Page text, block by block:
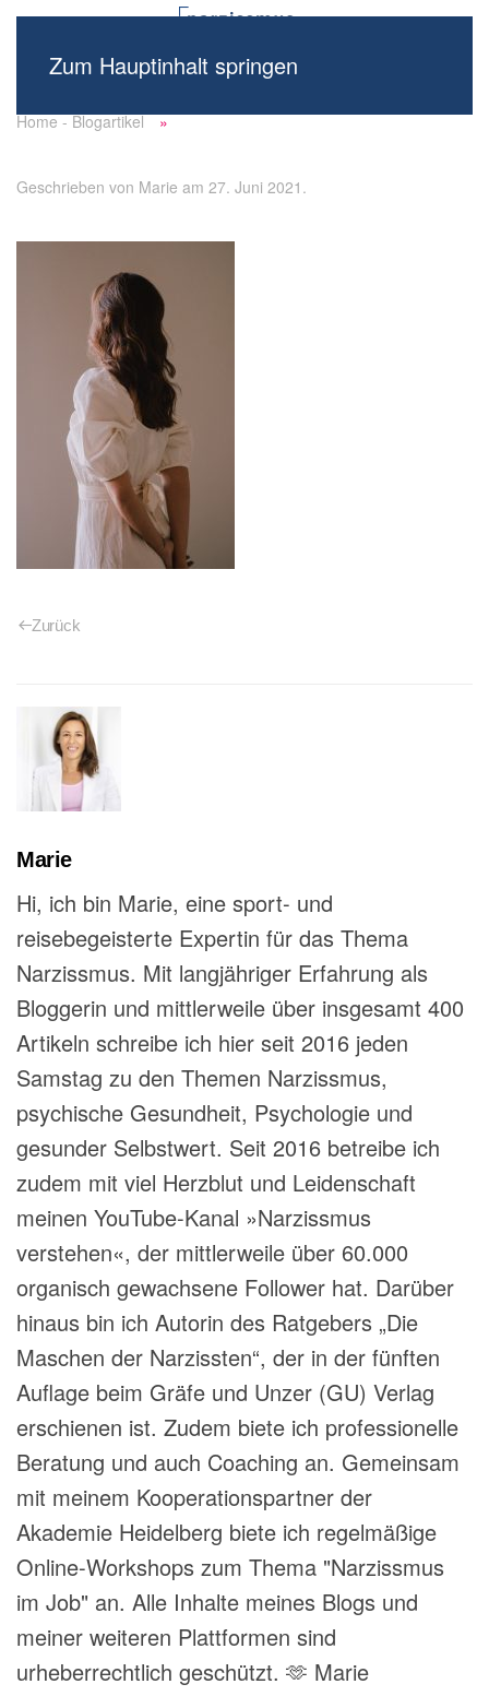
Zum Hauptinhalt springen
Home - Blogartikel
Geschrieben von Marie am 27. Juni 2021 .
Zurück
Marie
Hi, ich bin Marie, eine sport- und
reisebegeisterte Expertin für das Thema
Narzissmus. Mit langjähriger Erfahrung als
Bloggerin und mittlerweile über insgesamt 400
Artikeln schreibe ich hier seit 2016 jeden
Samstag zu den Themen Narzissmus,
psychische Gesundheit, Psychologie und
gesunder Selbstwert. Seit 2016 betreibe ich
zudem mit viel Herzblut und Leidenschaft
meinen YouTube-Kanal »Narzissmus
verstehen«, der mittlerweile über 60.000
organisch gewachsene Follower hat. Darüber
hinaus bin ich Autorin des Ratgebers „Die
Maschen der Narzissten“, der in der fünften
Auflage beim Gräfe und Unzer (GU) Verlag
erschienen ist. Zudem biete ich professionelle
Beratung und auch Coaching an. Gemeinsam
mit meinem Kooperationspartner der
Akademie Heidelberg biete ich regelmäßige
Online-Workshops zum Thema "Narzissmus
im Job" an. Alle Inhalte meines Blogs und
meiner weiteren Plattformen sind
urheberrechtlich geschützt. 🫶 Marie